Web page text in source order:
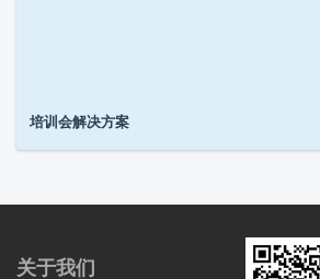
培训会解决方案
关于我们